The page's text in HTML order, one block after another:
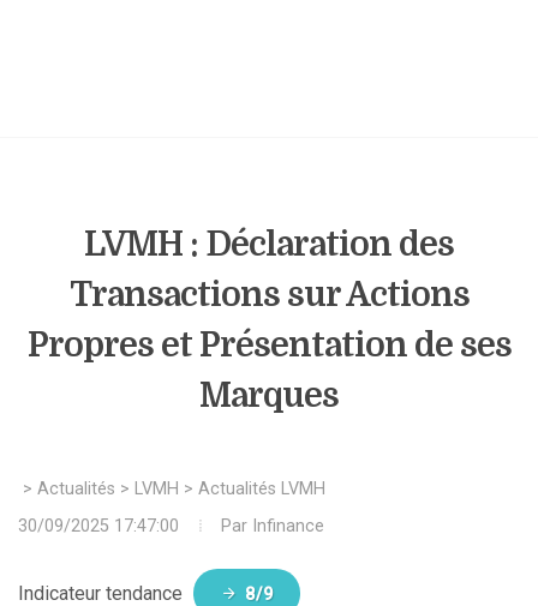
LVMH : Déclaration des
Transactions sur Actions
Propres et Présentation de ses
Marques
> Actualités > LVMH > Actualités LVMH
30/09/2025 17:47:00
Par Infinance
Indicateur tendance 8/9